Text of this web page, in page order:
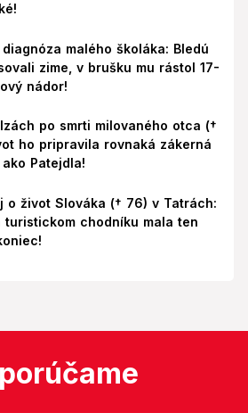
malého školáka: Bledú
zime, v brušku mu rástol 17-
nádor!
po smrti milovaného otca (†
ho pripravila rovnaká zákerná
Patejdla!
o život Slováka († 76) v Tatrách:
turistickom chodníku mala ten